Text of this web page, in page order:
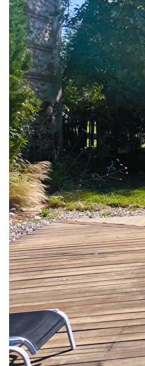
Description
Réf : 4545
Cette superbe maison de
Fongrave, développe environ
d'un vaste terrain d'environ 14
avec des rénovations récentes,
confort et de qualité rare, avec
décoration soignée. Pensée
famille ou un projet de
volumes généreux, charme de
modernes.
La maison s'articule autour
d'environ 60 m2, idéal pour les
Une grande véranda d'environ
agréablement les espaces de
de profiter du jardin en toute
présence d'une cheminée et
participent à l'atmosphère
l'ensemble. La cuisine équipée
à ce niveau de confort, tout
buanderie et les différentes
le quotidien.